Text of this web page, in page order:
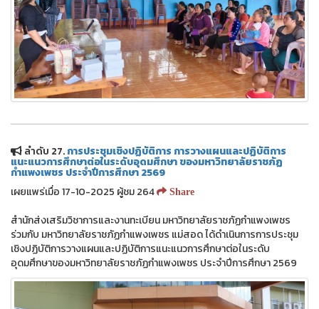
ลำดับ 27.การประชุมเชิงปฏิบัติการ การวางแผนและปฏิบัติการ
แนะแนวการศึกษาต่อในระดับอุดมศึกษา ของมหาวิทยาลัยราชภัฏ
กำแพงเพชร ประจำปีการศึกษา 2569
เผยแพร่เมื่อ 17-10-2025 ผู้ชม 264
Share
สำนักส่งเสริมวิชาการและงานทะเบียน มหาวิทยาลัยราชภัฏกำแพงเพชร
ร่วมกับ มหาวิทยาลัยราชภัฏกำแพงเพชร แม่สอด ได้ดำเนินการการประชุม
เชิงปฏิบัติการวางแผนและปฏิบัติการแนะแนวการศึกษาต่อในระดับ
อุดมศึกษาของมหาวิทยาลัยราชภัฏกำแพงเพชร ประจำปีการศึกษา 2569